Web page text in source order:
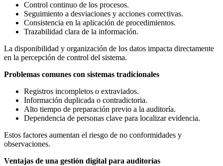
Control continuo de los procesos.
Seguimiento a desviaciones y acciones correctivas.
Consistencia en la aplicación de procedimientos.
Trazabilidad clara de la información.
La disponibilidad y organización de los datos impacta directamente
en la percepción de control del sistema.
Problemas comunes con sistemas tradicionales
Registros incompletos o extraviados.
Información duplicada o contradictoria.
Alto tiempo de preparación previo a la auditoría.
Dependencia de personas clave para localizar evidencia.
Estos factores aumentan el riesgo de no conformidades y
observaciones.
Ventajas de una gestión digital para auditorías